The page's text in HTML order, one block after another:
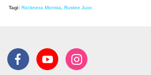
Tagi: Rockness Monsta Rustee Juxx